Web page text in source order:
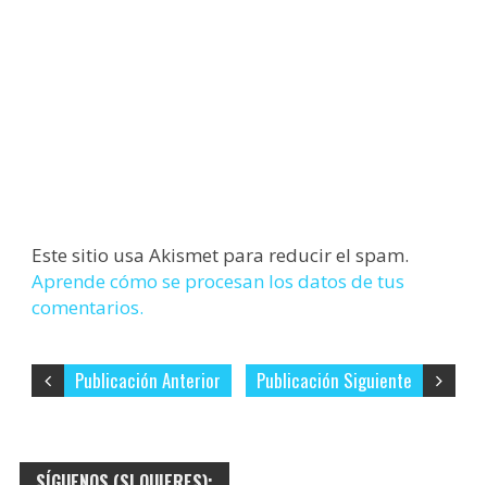
Este sitio usa Akismet para reducir el spam.
Aprende cómo se procesan los datos de tus
comentarios.
Publicación Siguiente
Publicación Anterior